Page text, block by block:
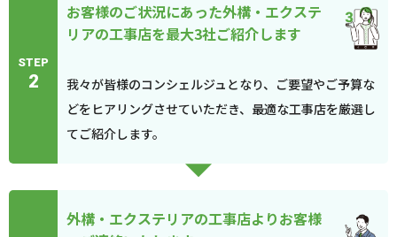
STEP
2
お客様のご状況にあった外構・エクステ
リアの工事店を最大3社ご紹介します
我々が皆様のコンシェルジュとなり、ご要望やご予算な
どをヒアリングさせていただき、最適な工事店を厳選し
てご紹介します。
外構・エクステリアの工事店よりお客様